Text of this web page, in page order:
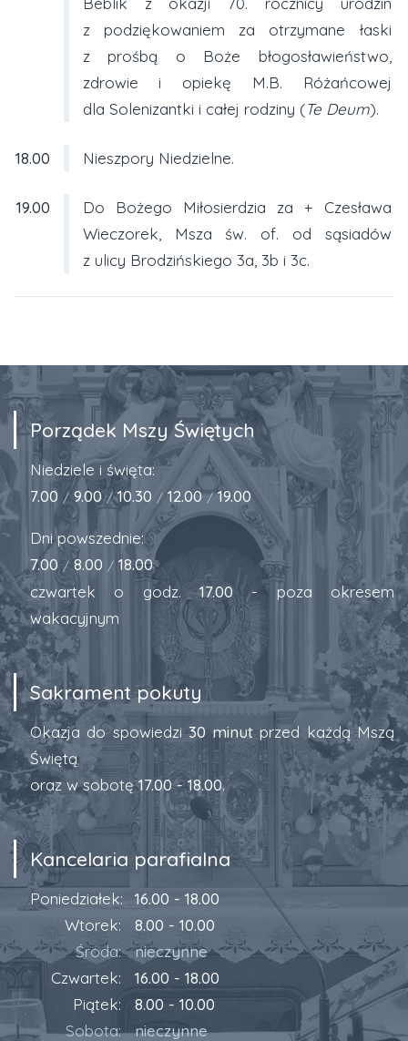
z podziękowaniem za otrzymane łaski
z prośbą o Boże błogosławieństwo,
zdrowie i opiekę M.B. Różańcowej
dla Solenizantki i całej rodziny (Te Deum).
18.00 Nieszpory Niedzielne.
19.00
Do Bożego Miłosierdzia za + Czesława
Wieczorek, Msza św. of. od sąsiadów
z ulicy Brodzińskiego 3a, 3b i 3c.
Porządek Mszy Świętych
Niedziele i święta:
7.00 / 9.00 / 10.30 / 12.00 / 19.00
Dni powszednie:
7.00 / 8.00 / 18.00
czwartek o godz.17.00 - poza okresem
wakacyjnym
Sakrament pokuty
Okazja do spowiedzi30 minut przed każdą Mszą
Świętą
oraz w sobotę17.00 - 18.00.
Kancelaria parafialna
Poniedziałek:
16.00 - 18.00
Wtorek:
8.00 - 10.00
Środa:
nieczynne
Czwartek:
16.00 - 18.00
Piątek:
8.00 - 10.00
Sobota:
nieczynne